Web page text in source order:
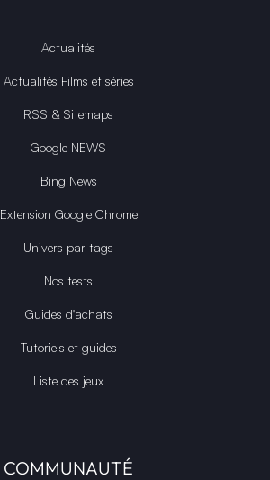
Actualités
Actualités Films et séries
RSS & Sitemaps
Google NEWS
Bing News
Extension Google Chrome
Univers par tags
Nos tests
Guides d'achats
Tutoriels et guides
Liste des jeux
COMMUNAUTÉ